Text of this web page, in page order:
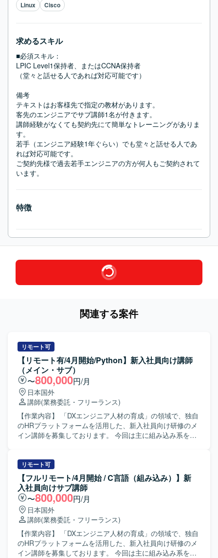
Linux Cisco
求めるスキル
■必須スキル：
LPIC Level1保持者、またはCCNA保持者
（堂々と話せる人であれば対応可能です）
備考
テキストはお客様先で指定の教材があります。
客先のエンジニアでサブ講師1名が付きます。
講師経験がなくても契約先にて簡単なトレーニングがありま
す。
若手（エンジニア経験1年ぐらい）でも堂々と話せる人であ
れば対応可能です。
ご契約先様で過去若手エンジニアの方が何人もご契約されて
います。
特徴
関連する案件
リモート可
【リモート有/4月開始/Python】新入社員向け講師
（メイン・サブ）
〜800,000円/月
日本国外
講師(業務委託・フリーランス)
【作業内容】 「DXエンジニア人材の育成」の領域で、独自
のHRプラットフォームを活用した、新入社員向け研修のメ
イン講師を募集しております。 今回は主に組み込み系をメ
度に応じたアダプティブラーニングを取り入れて運営して
いただきます。（プロダクト使用） ＜業務内容＞ ・研修準
備 ・朝礼/夕礼の参加 ・クライアント向けの振り返り資料の
作成（スライドで1,2ページ程度） ・受講生との1on1 ・講
義 ・研修全体のハンドリング ・全体向けの講義 ・進捗度合
いにより、講義内容の順番を変更するなどの臨機応変な対
応 ・教材のカスタマイズ ＜業務詳細＞ ■研修運営準備（報
酬は発生しませんのでご了承ください） ・4月開始前に30h
の準備時間が発生する想定です。 -研修で使用する教材（自
社プロダクト）などのキャッチアップ -講師としてのふるま
リモート可
【フルリモート/4月開始 / C言語（組み込み）】新
入社員向けサブ講師
〜800,000円/月
日本国外
講師(業務委託・フリーランス)
【作業内容】 「DXエンジニア人材の育成」の領域で、独自
のHRプラットフォームを活用した、新入社員向け研修のメ
イン講師を募集しております。 今回は主に組み込み系をメ